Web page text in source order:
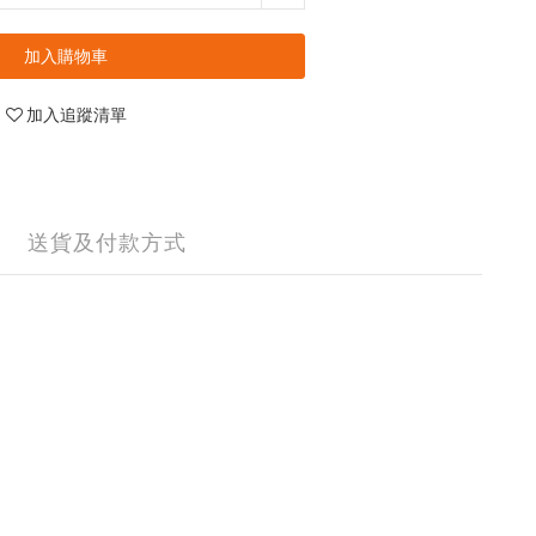
加入購物車
加入追蹤清單
送貨及付款方式